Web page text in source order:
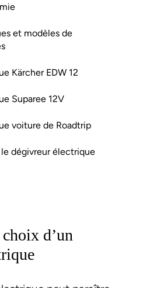
et modèles de
Kärcher EDW 12
Suparee 12V
voiture de Roadtrip
dégivreur électrique
d’un